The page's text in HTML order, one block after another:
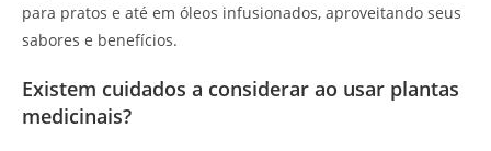
para pratos e até em óleos infusionados, aproveitando seus
sabores e benefícios.
Existem cuidados a considerar ao usar plantas
medicinais?